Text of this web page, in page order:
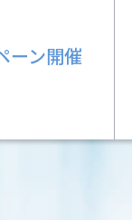
ーン開催